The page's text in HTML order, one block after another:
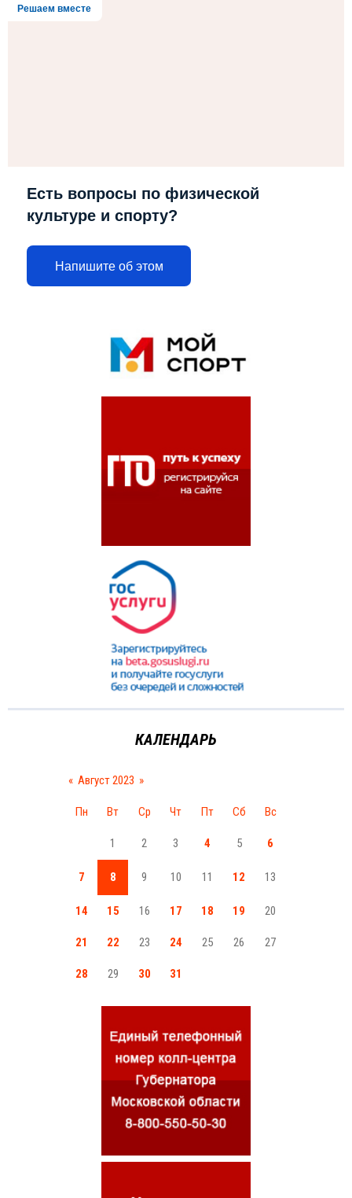
Решаем вместе
Есть вопросы по физической
культуре и спорту?
Напишите об этом
КАЛЕНДАРЬ
« Август 2023 »
Пн Вт Ср Чт Пт Сб Вс
1 2 3 4 5 6
7 8 9 10 11 12 13
14 15 16 17 18 19 20
21 22 23 24 25 26 27
28 29 30 31